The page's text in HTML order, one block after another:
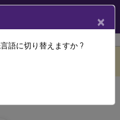
2203
サポートする
ト
×
語に切り替えますか ?